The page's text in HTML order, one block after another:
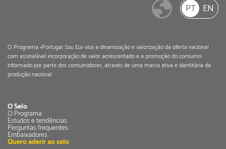
PT EN
O Programa «Portugal Sou Eu» visa a dinamização e valorização da oferta nacional
com assinalável incorporação de valor acrescentado e a promoção do consumo
informado por parte dos consumidores, através de uma marca ativa e identitária da
produção nacional.
O Selo
O Programa
Estudos e tendências
Perguntas frequentes
Embaixadores
Quero aderir ao selo